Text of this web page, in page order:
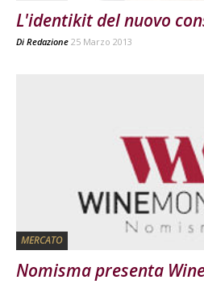
L'identikit del nuovo
Di Redazione 25 Marzo 2013
MERCATO
Nomisma presenta